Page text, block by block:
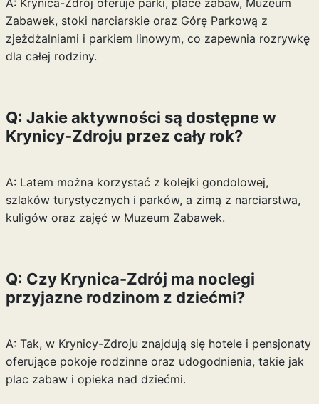
A: Krynica-Zdrój oferuje parki, place zabaw, Muzeum
Zabawek, stoki narciarskie oraz Górę Parkową z
zjeżdżalniami i parkiem linowym, co zapewnia rozrywkę
dla całej rodziny.
Q: Jakie aktywności są dostępne w
Krynicy-Zdroju przez cały rok?
A: Latem można korzystać z kolejki gondolowej,
szlaków turystycznych i parków, a zimą z narciarstwa,
kuligów oraz zajęć w Muzeum Zabawek.
Q: Czy Krynica-Zdrój ma noclegi
przyjazne rodzinom z dziećmi?
A: Tak, w Krynicy-Zdroju znajdują się hotele i pensjonaty
oferujące pokoje rodzinne oraz udogodnienia, takie jak
plac zabaw i opieka nad dziećmi.